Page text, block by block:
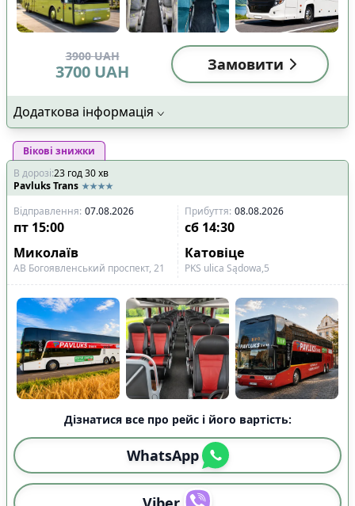
3900 UAH
3700 UAH Замовити
Додаткова інформація
Вікові знижки
В дорозі:23 год30хв
Pavluks Trans
Відправлення: 07.08.2026 Прибуття: 08.08.2026
пт 15:00 сб 14:30
Миколаїв
Катовіце
АВ Богоявленський проспект, 21 PKS ulіca Sądowa,5
Дізнатися все про рейс і його вартість:
WhatsApp